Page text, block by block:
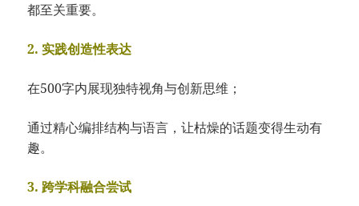
都至关重要。
2. 实践创造性表达
在500字内展现独特视角与创新思维；
通过精心编排结构与语言，让枯燥的话题变得生动有
趣。
3. 跨学科融合尝试